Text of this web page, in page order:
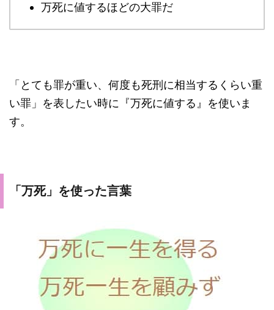
万死に値するほどの大罪だ
「とても罪が重い、何度も死刑に相当するくらい重
い罪」を表したい時に『万死に値する』を使いま
す。
「万死」を使った言葉